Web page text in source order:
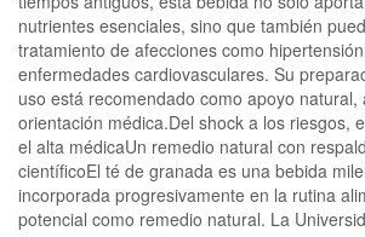
nutrientes esenciales, sino que también
tratamiento de afecciones como
enfermedades cardiovasculares. Su
uso está recomendado como apoyo
orientación médica.Del shock a los riesgos,
el alta médicaUn remedio natural con
científicoEl té de granada es una bebida
incorporada progresivamente en la rutina
potencial como remedio natural. La